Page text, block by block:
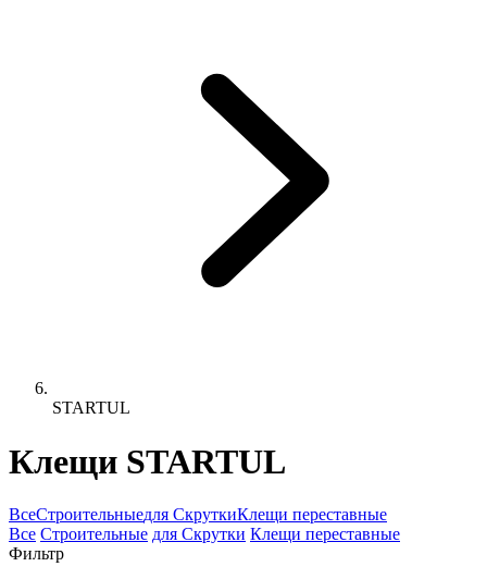
STARTUL
Клещи STARTUL
ВсеСтроительныедля СкруткиКлещи переставные
Все Строительные для Скрутки Клещи переставные
Фильтр